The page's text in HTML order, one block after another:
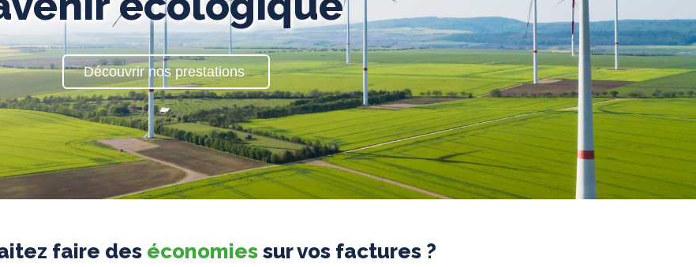
Découvrir nos prestations
faire des économiessur vos factures ?